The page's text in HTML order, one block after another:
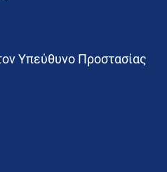
Υπεύθυνο Προστασίας